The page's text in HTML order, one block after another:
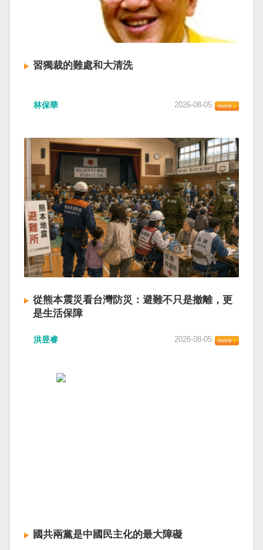
習獨裁的難處和大清洗
林保華 2026-08-05
從熊本震災看台灣防災：避難不只是撤離，更
是生活保障
洪昱睿 2026-08-05
國共兩黨是中國民主化的最大障礙